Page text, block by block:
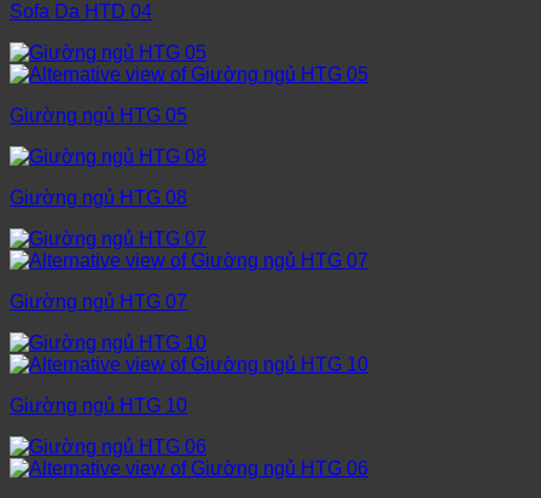
Sofa Da HTD 04
Giường ngủ HTG 05
Giường ngủ HTG 08
Giường ngủ HTG 07
Giường ngủ HTG 10